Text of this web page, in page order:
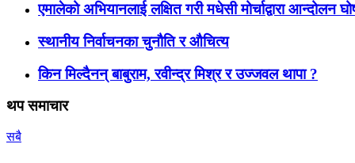
एमालेको अभियानलाई लक्षित गरी मधेसी मोर्चाद्वारा आन्दोलन
स्थानीय निर्वाचनका चुनौति र औचित्य
किन मिल्दैनन् बाबुराम, रवीन्द्र मिश्र र उज्जवल थापा ?
थप समाचार
सबै